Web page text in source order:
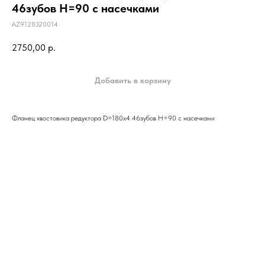
46зубов Н=90 с насечками
AZ9128320014
2750,00 р.
Добавить в корзину
Фланец хвостовика редуктора D=180х4 46зубов Н=90 с насечками